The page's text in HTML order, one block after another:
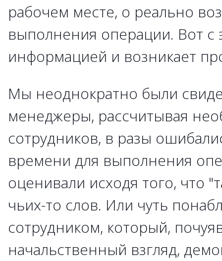
рабочем месте, о реально
выполнения операции. Вот с
информацией и возникает
Мы неоднократно были
менеджеры, рассчитывая
сотрудников, в разы
времени для выполнения
оценивали исходя того, что
чьих-то слов. Или чуть
сотрудником, который,
начальственный взгляд,